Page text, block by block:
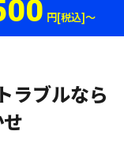
円[税込]〜
ラブルなら